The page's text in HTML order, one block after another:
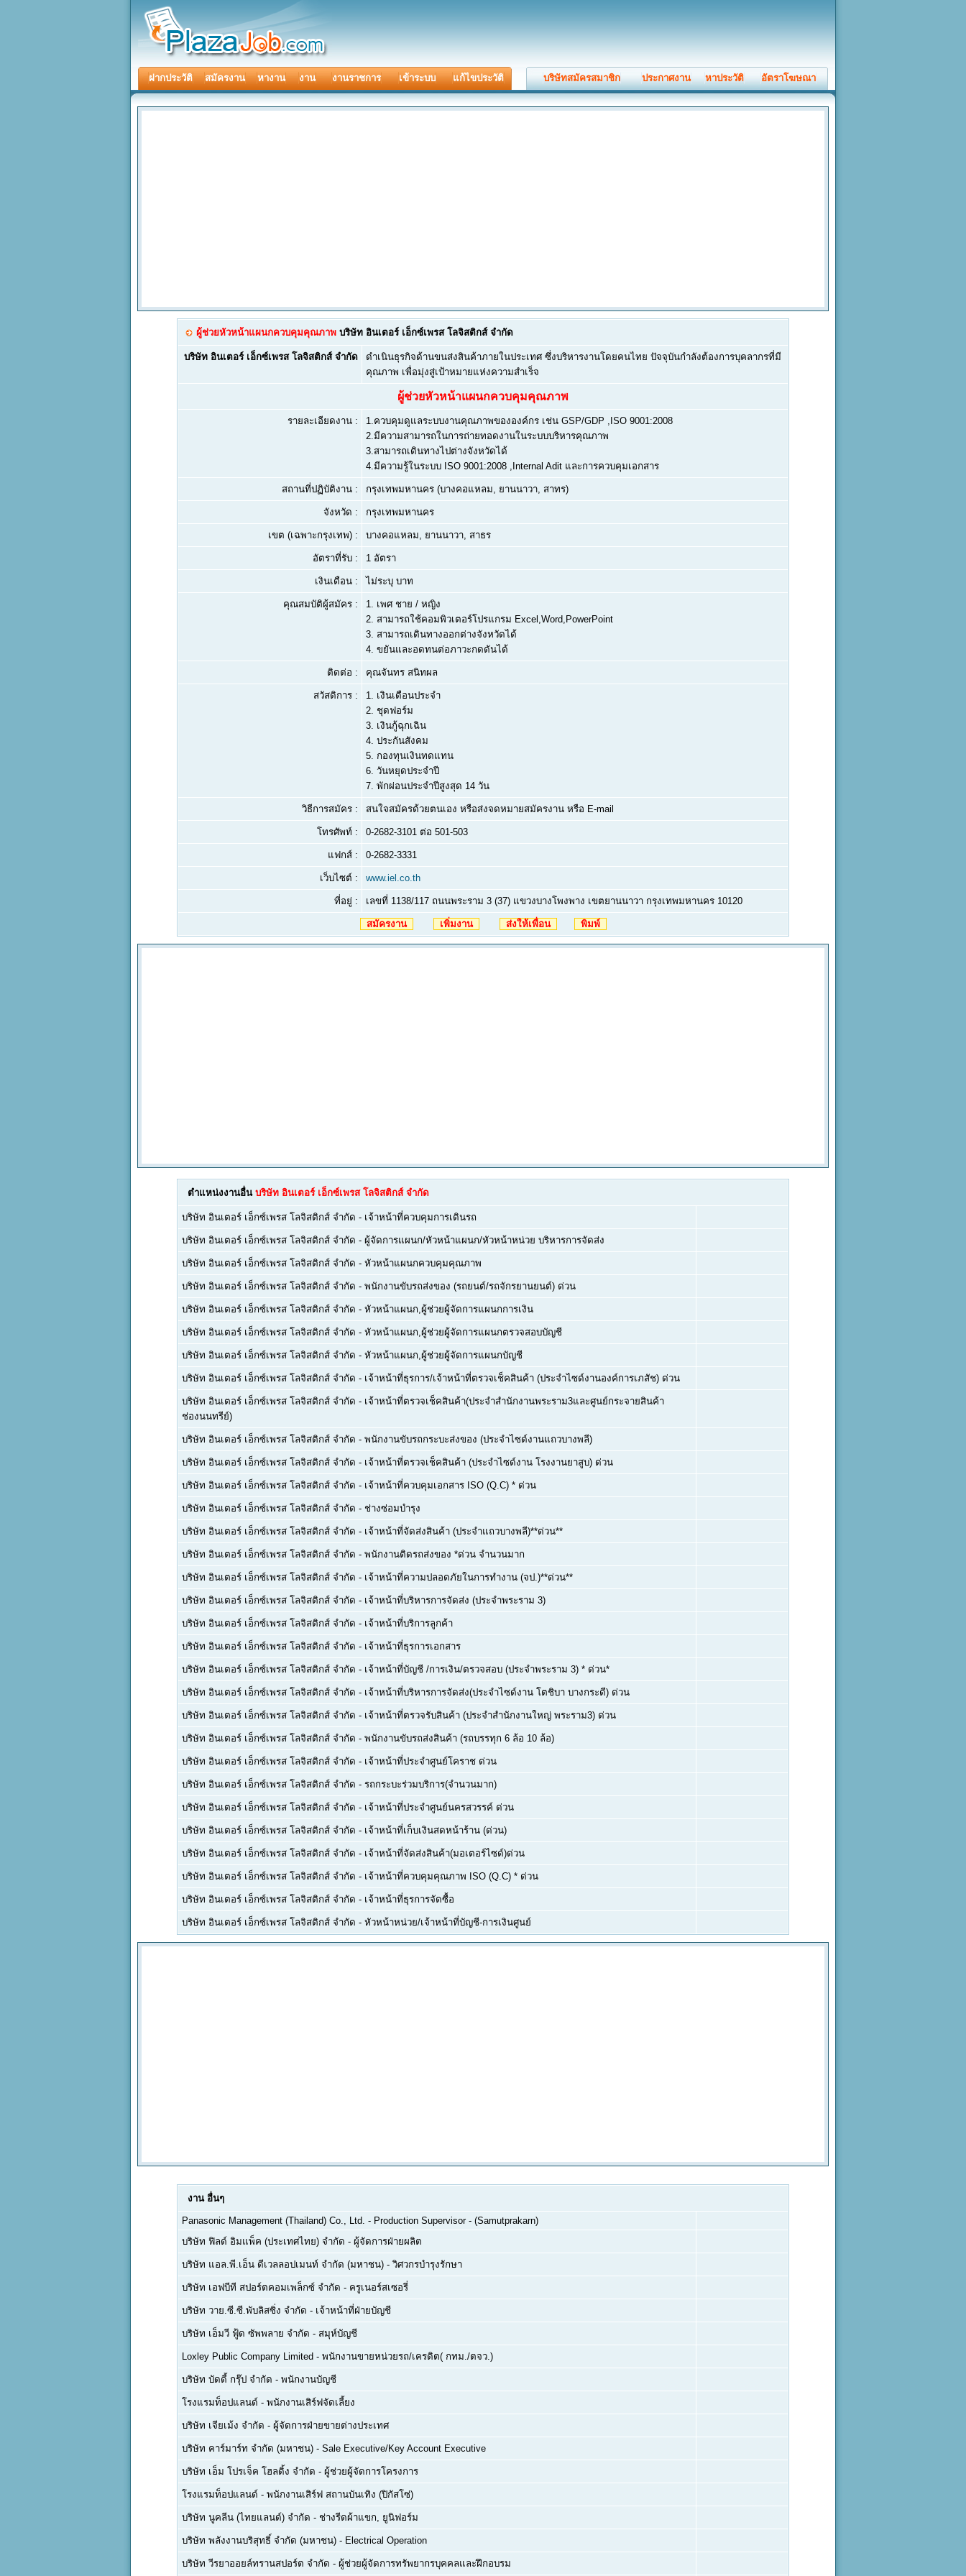
ฝากประวัติ สมัครงาน หางาน งาน งานราชการ เข้าระบบ แก้ไขประวัติ บริษัทสมัครสมาชิก ประกาศงาน หาประวัติ อัตราโฆษณา
ผู้ช่วยหัวหน้าแผนกควบคุมคุณภาพ บริษัท อินเตอร์ เอ็กซ์เพรส โลจิสติกส์ จำกัด
บริษัท อินเตอร์ เอ็กซ์เพรส โลจิสติกส์ จำกัด
ดำเนินธุรกิจด้านขนส่งสินค้าภายในประเทศ ซึ่งบริหารงานโดยคนไทย ปัจจุบันกำลังต้องการบุคลากรที่มี
คุณภาพ เพื่อมุ่งสู่เป้าหมายแห่งความสำเร็จ
ผู้ช่วยหัวหน้าแผนกควบคุมคุณภาพ
รายละเอียดงาน :
1.ควบคุมดูแลระบบงานคุณภาพขององค์กร เช่น GSP/GDP ,ISO 9001:2008
2.มีความสามารถในการถ่ายทอดงานในระบบบริหารคุณภาพ
3.สามารถเดินทางไปต่างจังหวัดได้
4.มีความรู้ในระบบ ISO 9001:2008 ,Internal Adit และการควบคุมเอกสาร
สถานที่ปฏิบัติงาน : กรุงเทพมหานคร (บางคอแหลม, ยานนาวา, สาทร)
จังหวัด : กรุงเทพมหานคร
เขต (เฉพาะกรุงเทพ) : บางคอแหลม, ยานนาวา, สาธร
อัตราที่รับ : 1 อัตรา
เงินเดือน : ไม่ระบุ บาท
คุณสมบัติผู้สมัคร : 1. เพศ ชาย / หญิง
2. สามารถใช้คอมพิวเตอร์โปรแกรม Excel,Word,PowerPoint
3. สามารถเดินทางออกต่างจังหวัดได้
4. ขยันและอดทนต่อภาวะกดดันได้
ติดต่อ : คุณจันทร สนิทผล
สวัสดิการ :
1. เงินเดือนประจำ
2. ชุดฟอร์ม
3. เงินกู้ฉุกเฉิน
4. ประกันสังคม
5. กองทุนเงินทดแทน
6. วันหยุดประจำปี
7. พักผ่อนประจำปีสูงสุด 14 วัน
วิธีการสมัคร : สนใจสมัครด้วยตนเอง หรือส่งจดหมายสมัครงาน หรือ E-mail
โทรศัพท์ : 0-2682-3101 ต่อ 501-503
แฟกส์ : 0-2682-3331
เว็บไซต์ : www.iel.co.th
ที่อยู่ : เลขที่ 1138/117 ถนนพระราม 3 (37) แขวงบางโพงพาง เขตยานนาวา กรุงเทพมหานคร 10120
สมัครงาน เพิ่มงาน ส่งให้เพื่อน พิมพ์
ตำแหน่งงานอื่น บริษัท อินเตอร์ เอ็กซ์เพรส โลจิสติกส์ จำกัด
บริษัท อินเตอร์ เอ็กซ์เพรส โลจิสติกส์ จำกัด - เจ้าหน้าที่ควบคุมการเดินรถ
บริษัท อินเตอร์ เอ็กซ์เพรส โลจิสติกส์ จำกัด - ผู้จัดการแผนก/หัวหน้าแผนก/หัวหน้าหน่วย บริหารการจัดส่ง
บริษัท อินเตอร์ เอ็กซ์เพรส โลจิสติกส์ จำกัด - หัวหน้าแผนกควบคุมคุณภาพ
บริษัท อินเตอร์ เอ็กซ์เพรส โลจิสติกส์ จำกัด - พนักงานขับรถส่งของ (รถยนต์/รถจักรยานยนต์) ด่วน
บริษัท อินเตอร์ เอ็กซ์เพรส โลจิสติกส์ จำกัด - หัวหน้าแผนก,ผู้ช่วยผู้จัดการแผนกการเงิน
บริษัท อินเตอร์ เอ็กซ์เพรส โลจิสติกส์ จำกัด - หัวหน้าแผนก,ผู้ช่วยผู้จัดการแผนกตรวจสอบบัญชี
บริษัท อินเตอร์ เอ็กซ์เพรส โลจิสติกส์ จำกัด - หัวหน้าแผนก,ผู้ช่วยผู้จัดการแผนกบัญชี
บริษัท อินเตอร์ เอ็กซ์เพรส โลจิสติกส์ จำกัด - เจ้าหน้าที่ธุรการ/เจ้าหน้าที่ตรวจเช็คสินค้า (ประจำไซด์งานองค์การเภสัช) ด่วน
บริษัท อินเตอร์ เอ็กซ์เพรส โลจิสติกส์ จำกัด - เจ้าหน้าที่ตรวจเช็คสินค้า(ประจำสำนักงานพระราม3และศูนย์กระจายสินค้า
ช่องนนทรีย์)
บริษัท อินเตอร์ เอ็กซ์เพรส โลจิสติกส์ จำกัด - พนักงานขับรถกระบะส่งของ (ประจำไซด์งานแถวบางพลี)
บริษัท อินเตอร์ เอ็กซ์เพรส โลจิสติกส์ จำกัด - เจ้าหน้าที่ตรวจเช็คสินค้า (ประจำไซด์งาน โรงงานยาสูบ) ด่วน
บริษัท อินเตอร์ เอ็กซ์เพรส โลจิสติกส์ จำกัด - เจ้าหน้าที่ควบคุมเอกสาร ISO (Q.C) * ด่วน
บริษัท อินเตอร์ เอ็กซ์เพรส โลจิสติกส์ จำกัด - ช่างซ่อมบำรุง
บริษัท อินเตอร์ เอ็กซ์เพรส โลจิสติกส์ จำกัด - เจ้าหน้าที่จัดส่งสินค้า (ประจำแถวบางพลี)**ด่วน**
บริษัท อินเตอร์ เอ็กซ์เพรส โลจิสติกส์ จำกัด - พนักงานติดรถส่งของ *ด่วน จำนวนมาก
บริษัท อินเตอร์ เอ็กซ์เพรส โลจิสติกส์ จำกัด - เจ้าหน้าที่ความปลอดภัยในการทำงาน (จป.)**ด่วน**
บริษัท อินเตอร์ เอ็กซ์เพรส โลจิสติกส์ จำกัด - เจ้าหน้าที่บริหารการจัดส่ง (ประจำพระราม 3)
บริษัท อินเตอร์ เอ็กซ์เพรส โลจิสติกส์ จำกัด - เจ้าหน้าที่บริการลูกค้า
บริษัท อินเตอร์ เอ็กซ์เพรส โลจิสติกส์ จำกัด - เจ้าหน้าที่ธุรการเอกสาร
บริษัท อินเตอร์ เอ็กซ์เพรส โลจิสติกส์ จำกัด - เจ้าหน้าที่บัญชี /การเงิน/ตรวจสอบ (ประจำพระราม 3) * ด่วน*
บริษัท อินเตอร์ เอ็กซ์เพรส โลจิสติกส์ จำกัด - เจ้าหน้าที่บริหารการจัดส่ง(ประจำไซด์งาน โตชิบา บางกระดี) ด่วน
บริษัท อินเตอร์ เอ็กซ์เพรส โลจิสติกส์ จำกัด - เจ้าหน้าที่ตรวจรับสินค้า (ประจำสำนักงานใหญ่ พระราม3) ด่วน
บริษัท อินเตอร์ เอ็กซ์เพรส โลจิสติกส์ จำกัด - พนักงานขับรถส่งสินค้า (รถบรรทุก 6 ล้อ 10 ล้อ)
บริษัท อินเตอร์ เอ็กซ์เพรส โลจิสติกส์ จำกัด - เจ้าหน้าที่ประจำศูนย์โคราช ด่วน
บริษัท อินเตอร์ เอ็กซ์เพรส โลจิสติกส์ จำกัด - รถกระบะร่วมบริการ(จำนวนมาก)
บริษัท อินเตอร์ เอ็กซ์เพรส โลจิสติกส์ จำกัด - เจ้าหน้าที่ประจำศูนย์นครสวรรค์ ด่วน
บริษัท อินเตอร์ เอ็กซ์เพรส โลจิสติกส์ จำกัด - เจ้าหน้าที่เก็บเงินสดหน้าร้าน (ด่วน)
บริษัท อินเตอร์ เอ็กซ์เพรส โลจิสติกส์ จำกัด - เจ้าหน้าที่จัดส่งสินค้า(มอเตอร์ไซด์)ด่วน
บริษัท อินเตอร์ เอ็กซ์เพรส โลจิสติกส์ จำกัด - เจ้าหน้าที่ควบคุมคุณภาพ ISO (Q.C) * ด่วน
บริษัท อินเตอร์ เอ็กซ์เพรส โลจิสติกส์ จำกัด - เจ้าหน้าที่ธุรการจัดซื้อ
บริษัท อินเตอร์ เอ็กซ์เพรส โลจิสติกส์ จำกัด - หัวหน้าหน่วย/เจ้าหน้าที่บัญชี-การเงินศูนย์
งาน อื่นๆ
Panasonic Management (Thailand) Co., Ltd. - Production Supervisor - (Samutprakarn)
บริษัท ฟิลด์ อิมแพ็ค (ประเทศไทย) จำกัด - ผู้จัดการฝ่ายผลิต
บริษัท แอล.พี.เอ็น ดีเวลลอปเมนท์ จำกัด (มหาชน) - วิศวกรบำรุงรักษา
บริษัท เอฟบีที สปอร์ตคอมเพล็กซ์ จำกัด - ครูเนอร์สเซอรี่
บริษัท วาย.ซี.ซี.พับลิสซิ่ง จำกัด - เจ้าหน้าที่ฝ่ายบัญชี
บริษัท เอ็มวี ฟู้ด ซัพพลาย จำกัด - สมุห์บัญชี
Loxley Public Company Limited - พนักงานขายหน่วยรถ/เครดิต( กทม./ตจว.)
บริษัท บัดดี้ กรุ๊ป จำกัด - พนักงานบัญชี
โรงแรมท็อปแลนด์ - พนักงานเสิร์ฟจัดเลี้ยง
บริษัท เจียเม้ง จำกัด - ผู้จัดการฝ่ายขายต่างประเทศ
บริษัท คาร์มาร์ท จำกัด (มหาชน) - Sale Executive/Key Account Executive
บริษัท เอ็ม โปรเจ็ค โฮลดิ้ง จำกัด - ผู้ช่วยผู้จัดการโครงการ
โรงแรมท็อปแลนด์ - พนักงานเสิร์ฟ สถานบันเทิง (ปิกัสโซ่)
บริษัท นูคลีน (ไทยแลนด์) จำกัด - ช่างรีดผ้าแขก, ยูนิฟอร์ม
บริษัท พลังงานบริสุทธิ์ จำกัด (มหาชน) - Electrical Operation
บริษัท วีรยาออยล์ทรานสปอร์ต จำกัด - ผู้ช่วยผู้จัดการทรัพยากรบุคคลและฝึกอบรม